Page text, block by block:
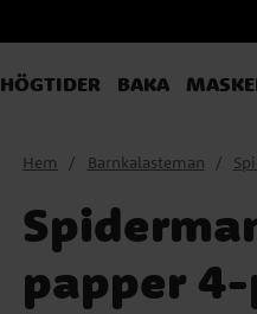
HÖGTIDER BAKA
Hem Barnkalasteman
papper